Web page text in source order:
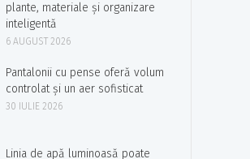
plante, materiale și organizare
inteligentă
6 AUGUST 2026
Pantalonii cu pense oferă volum
controlat și un aer sofisticat
30 IULIE 2026
Linia de apă luminoasă poate